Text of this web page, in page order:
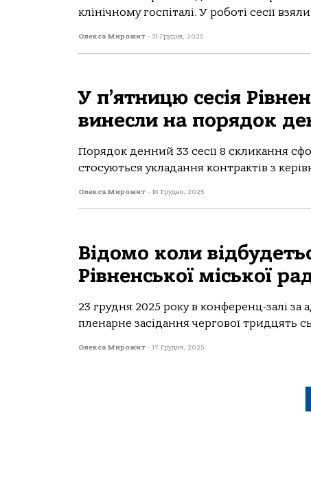
клінічному госпіталі. У роботі сесії
Олекса Мирожит - 31 Грудня, 2025
У п’ятницю сесія
винесли на порядок
Порядок денний 33 сесії 8 скликання
стосуються укладання контрактів з
Олекса Мирожит - 18 Грудня, 2025
Відомо коли
Рівненської міської
23 грудня 2025 року в конференц-залі
пленарне засідання чергової тридцять
Олекса Мирожит - 17 Грудня, 2025